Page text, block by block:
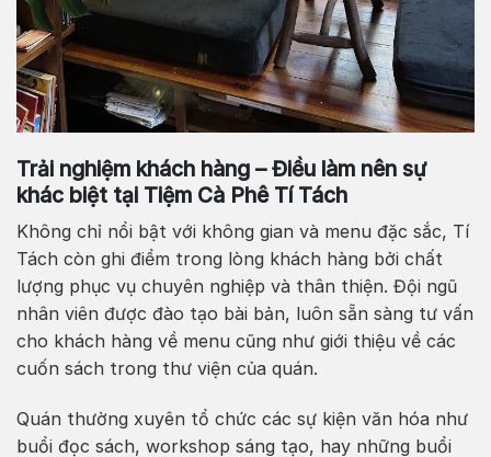
Trải nghiệm khách hàng – Điều làm nên sự
khác biệt tại Tiệm Cà Phê Tí Tách
Không chỉ nổi bật với không gian và menu đặc sắc, Tí
Tách còn ghi điểm trong lòng khách hàng bởi chất
lượng phục vụ chuyên nghiệp và thân thiện. Đội ngũ
nhân viên được đào tạo bài bản, luôn sẵn sàng tư vấn
cho khách hàng về menu cũng như giới thiệu về các
cuốn sách trong thư viện của quán.
Quán thường xuyên tổ chức các sự kiện văn hóa như
buổi đọc sách, workshop sáng tạo, hay những buổi